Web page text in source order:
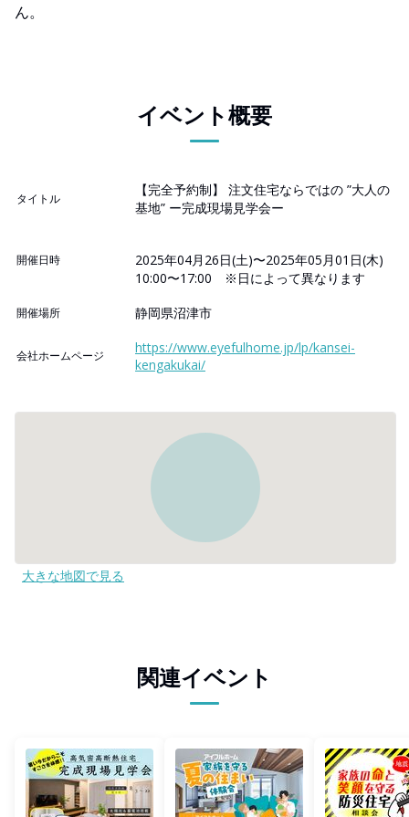
ん。
イベント概要
タイトル
【完全予約制】 注文住宅ならではの ”大人の
基地” ー完成現場見学会ー
開催日時
2025年04月26日(土)〜2025年05月01日(木)
10:00〜17:00 ※日によって異なります
開催場所 静岡県沼津市
会社ホームページ
https://www.eyefulhome.jp/lp/kansei-
kengakukai/
大きな地図で見る
関連イベント